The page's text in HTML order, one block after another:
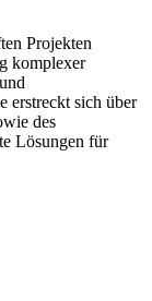
Projekten
komplexer
erstreckt sich über
des
Lösungen für